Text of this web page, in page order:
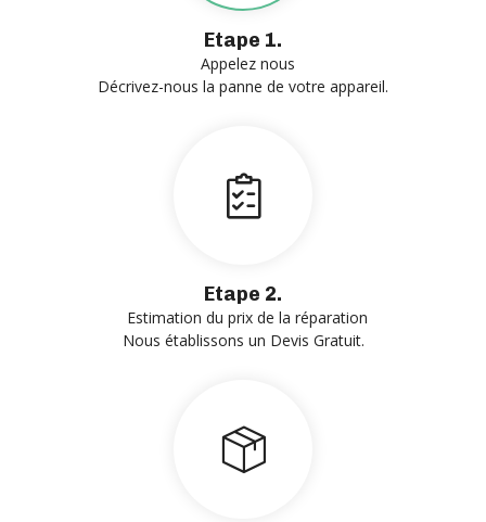
Etape 1.
Appelez nous
Décrivez-nous la panne de votre appareil.
Etape 2.
Estimation du prix de la réparation
Nous établissons un Devis Gratuit.